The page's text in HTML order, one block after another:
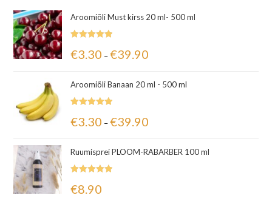
Aroomiõli Must kirss 20 ml- 500 ml
5.00/ 5
€3.30 – €39.90
Aroomiõli Banaan 20 ml - 500 ml
5.00/ 5
€3.30 – €39.90
Ruumisprei PLOOM-RABARBER 100 ml
5.00/ 5
€8.90